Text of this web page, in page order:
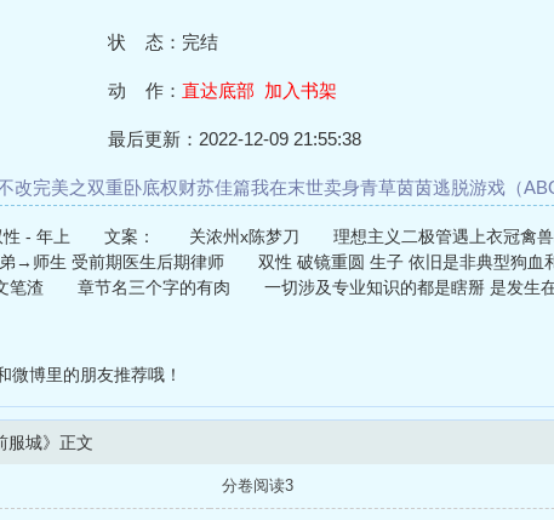
状 态：完结
动 作： 直达底部 加入书架
最后更新：2022-12-09 21:55:38
改完美之双重卧底权财苏佳篇我在末世卖身青草茵茵逃脱游戏（
- 年上 文案： 关浓州x陈梦刀 理想主义二极管遇上衣冠禽兽
生 受前期医生后期律师 双性 破镜重圆 生子 依旧是非典型狗血
渣 章节名三个字的有肉 一切涉及专业知识的都是瞎掰 是发生
博里的朋友推荐哦！
服城》正文
分卷阅读3